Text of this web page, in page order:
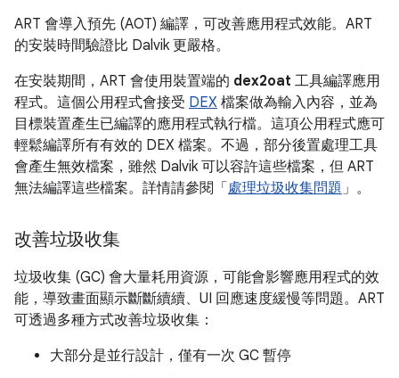
ART 會導入預先 (AOT) 編譯，可改善應用程式效能。ART
的安裝時間驗證比 Dalvik 更嚴格。
在安裝期間，ART 會使用裝置端的 dex2oat 工具編譯應用
程式。這個公用程式會接受 DEX 檔案做為輸入內容，並為
目標裝置產生已編譯的應用程式執行檔。這項公用程式應可
輕鬆編譯所有有效的 DEX 檔案。不過，部分後置處理工具
會產生無效檔案，雖然 Dalvik 可以容許這些檔案，但 ART
無法編譯這些檔案。詳情請參閱「 處理垃圾收集問題」。
改善垃圾收集
垃圾收集 (GC) 會大量耗用資源，可能會影響應用程式的效
能，導致畫面顯示斷斷續續、UI 回應速度緩慢等問題。ART
可透過多種方式改善垃圾收集：
大部分是並行設計，僅有一次 GC 暫停